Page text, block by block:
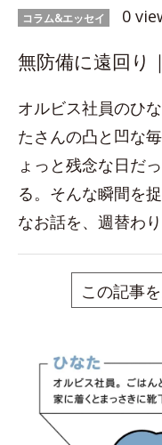
コラム&エッセイ 0
無防備に遠回り
オルビス社員のひ
たさんの凸と凹な
ょっと残念な日だ
る。そんな瞬間を
なお話を、週替わ
この記事